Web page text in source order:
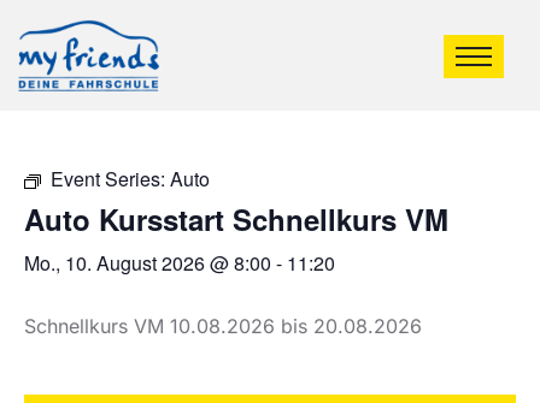
Event Series: Auto
Auto Kursstart Schnellkurs VM
Mo., 10. August 2026 @ 8:00 - 11:20
Schnellkurs VM 10.08.2026 bis 20.08.2026